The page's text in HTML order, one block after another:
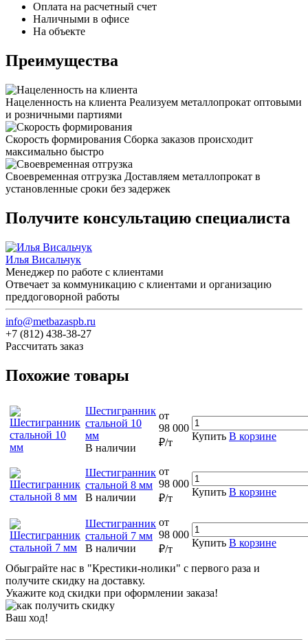
Оплата на расчетный счет
Наличными в офисе
На объекте
Преимущества
Нацеленность на клиента Реализуем металлопрокат оптовыми
и розничными партиями
Скорость формирования Сборка заказов происходит
максимально быстро
Своевременная отгрузка Доставляем металлопрокат в
установленные сроки без задержек
Получите консультацию специалиста
Илья Висальчук
Менеджер по работе с клиентами
Отвечает за коммуникацию с клиентами и организацию
преддоговорной работы
info@metbazaspb.ru
+7 (812) 438-38-27
Рассчитать заказ
Похожие товары
Шестигранник
стальной 10
мм
В наличии
от
98 000
₽/т
Купить В корзине
Шестигранник
стальной 8 мм
В наличии
от
98 000
₽/т
Купить В корзине
Шестигранник
стальной 7 мм
В наличии
от
98 000
₽/т
Купить В корзине
Обыграйте нас в "Крестики-нолики" с первого раза и
получите скидку на доставку.
Укажите код скидки при оформлении заказа!
Ваш ход!